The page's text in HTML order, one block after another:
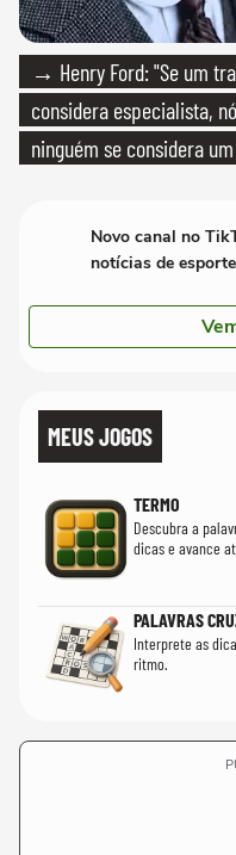
→ Henry Ford: "Se um
considera especialista,
ninguém se considera
Novo canal no
notícias de
MEUS JOGOS
TERMO
Descubra a
dicas e avance
PALAVRAS
Interprete as
ritmo.